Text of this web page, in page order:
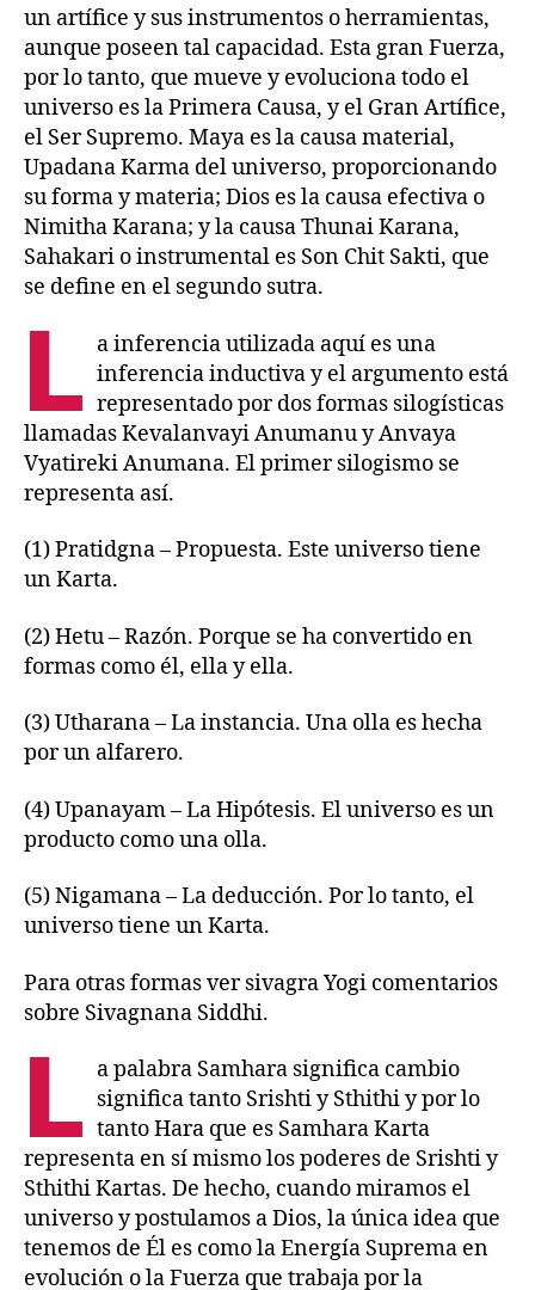
un artífice y sus instrumentos o herramientas,
aunque poseen tal capacidad. Esta gran Fuerza,
por lo tanto, que mueve y evoluciona todo el
universo es la Primera Causa, y el Gran Artífice,
el Ser Supremo. Maya es la causa material,
Upadana Karma del universo, proporcionando
su forma y materia; Dios es la causa efectiva o
Nimitha Karana; y la causa Thunai Karana,
Sahakari o instrumental es Son Chit Sakti, que
se define en el segundo sutra.
L a inferencia utilizada aquí es una
inferencia inductiva y el argumento está
representado por dos formas silogísticas
llamadas Kevalanvayi Anumanu y Anvaya
Vyatireki Anumana. El primer silogismo se
representa así.
(1) Pratidgna – Propuesta. Este universo tiene
un Karta.
(2) Hetu – Razón. Porque se ha convertido en
formas como él, ella y ella.
(3) Utharana – La instancia. Una olla es hecha
por un alfarero.
(4) Upanayam – La Hipótesis. El universo es un
producto como una olla.
(5) Nigamana – La deducción. Por lo tanto, el
universo tiene un Karta.
Para otras formas ver sivagra Yogi comentarios
sobre Sivagnana Siddhi.
L a palabra Samhara significa cambio
significa tanto Srishti y Sthithi y por lo
tanto Hara que es Samhara Karta
representa en sí mismo los poderes de Srishti y
Sthithi Kartas. De hecho, cuando miramos el
universo y postulamos a Dios, la única idea que
tenemos de Él es como la Energía Suprema en
evolución o la Fuerza que trabaja por la